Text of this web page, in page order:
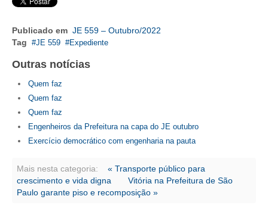
REVISÃO DE APOSENTADORIA
FGTS EXPURGOS
LEI 4.950-A/1966 – PISO SALARIAL
LEI 5.194/1966 – REGULAMENTAÇÃO DA PROFISSÃO
RES 1.002/2002 – CÓDIGO DE ÉTICA
Publicado em JE 559 – Outubro/2022
Tag
JE 559 Expediente
Outras notícias
Quem faz
Quem faz
Quem faz
Engenheiros da Prefeitura na capa do JE outubro
Exercício democrático com engenharia na pauta
Mais nesta categoria:
« Transporte público para
crescimento e vida digna
Vitória na Prefeitura de São
Paulo garante piso e recomposição »